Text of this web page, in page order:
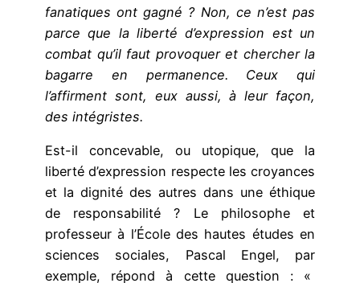
fanatiques ont gagné ? Non, ce n’est pas
parce que la liberté d’expression est un
combat qu’il faut provoquer et chercher la
bagarre en permanence. Ceux qui
l’affirment sont, eux aussi, à leur façon,
des intégristes.
Est-il concevable, ou utopique, que la
liberté d’expression respecte les croyances
et la dignité des autres dans une éthique
de responsabilité ? Le philosophe et
professeur à l’École des hautes études en
sciences sociales, Pascal Engel, par
exemple, répond à cette question : «